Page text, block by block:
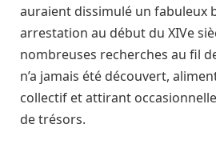
auraient dissimulé un fabuleux
arrestation au début du XIVe
nombreuses recherches au fil
n’a jamais été découvert,
collectif et attirant
de trésors.